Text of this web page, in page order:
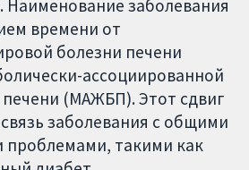
Наименование заболевания
времени от
болезни печени
ассоциированной
(МАЖБП). Этот сдвиг
заболевания с общими
проблемами, такими как